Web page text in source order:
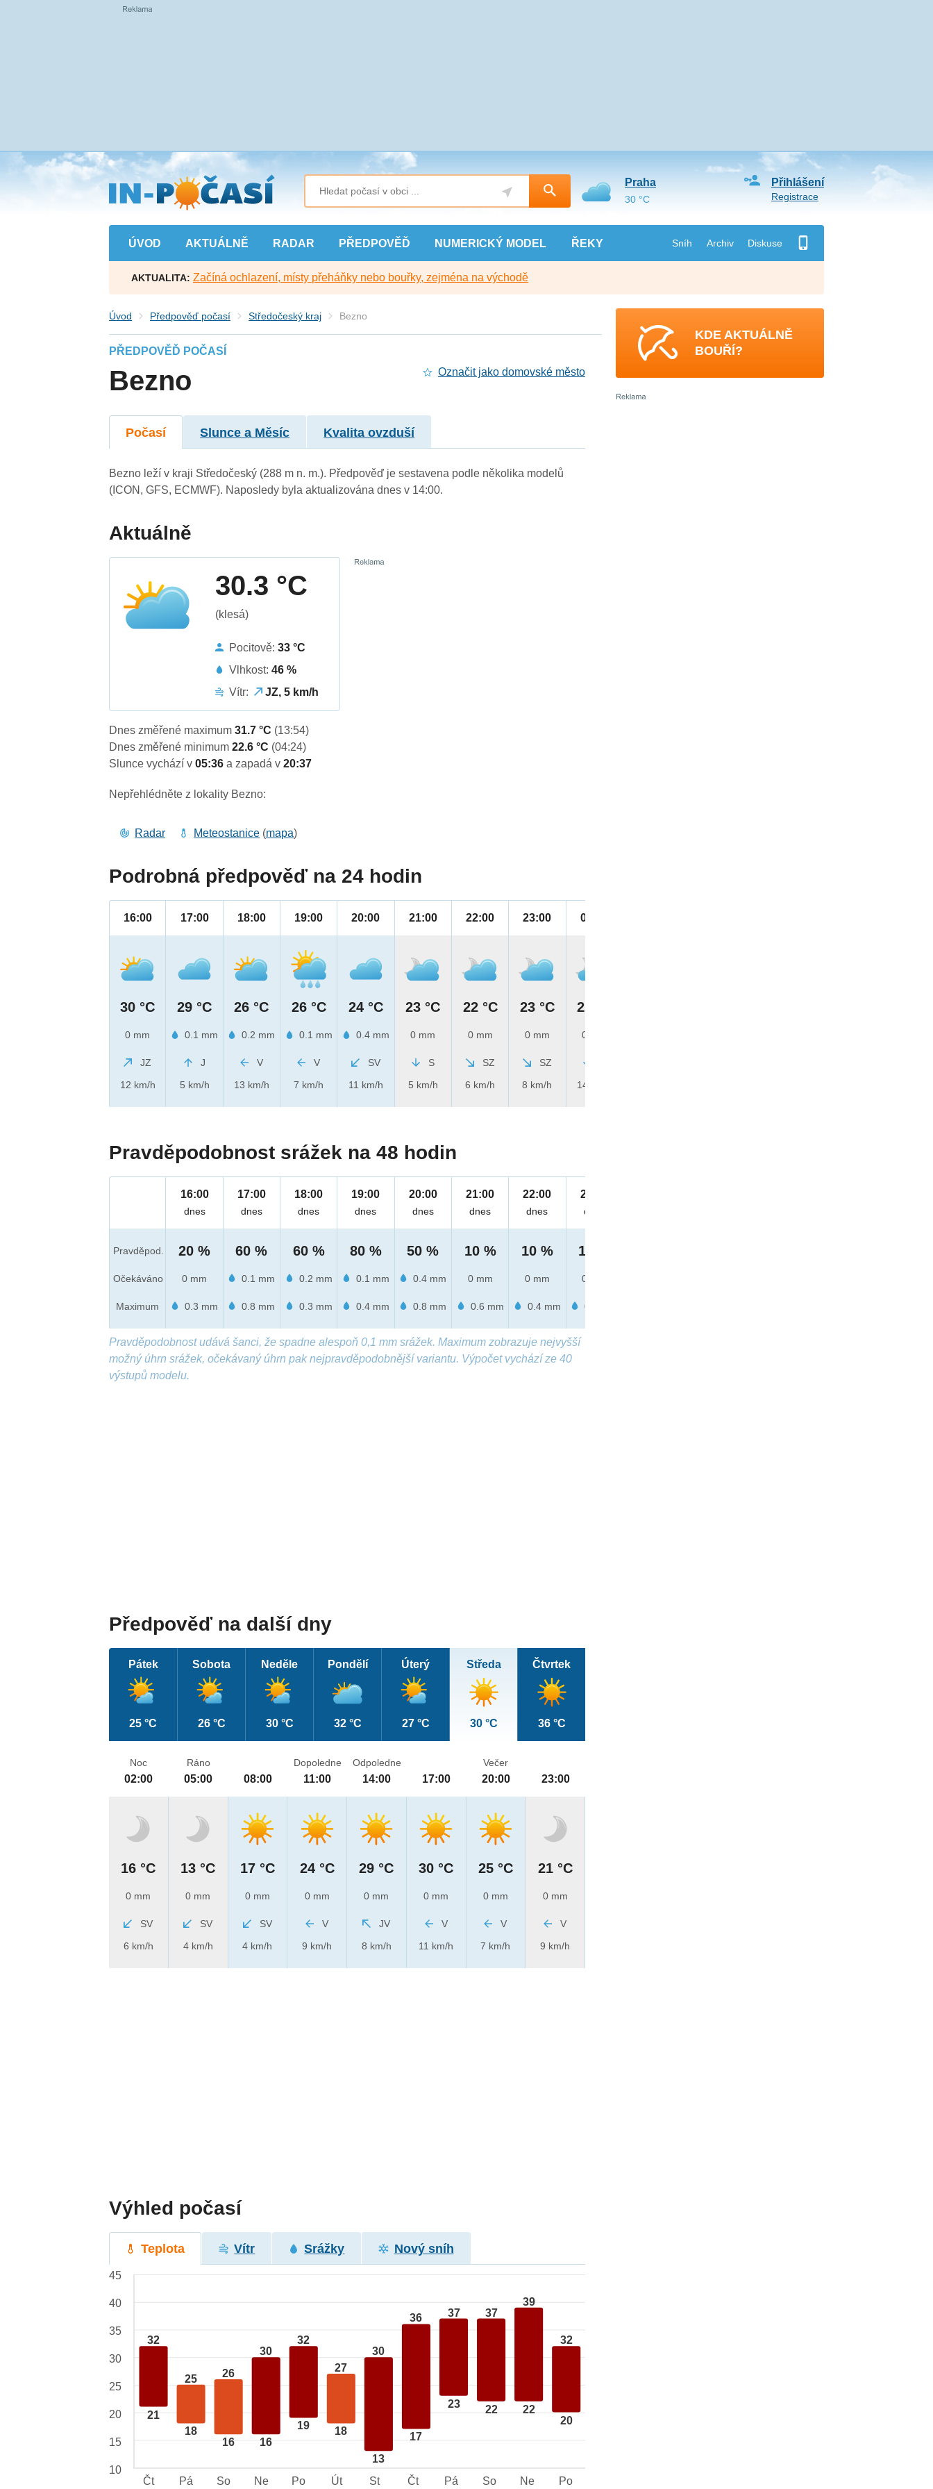
Přejít
na
hlavní
obsah
ÚVOD AKTUÁLNĚ RADAR PŘEDPOVĚĎ NUMERICKÝ MODEL ŘEKY Sníh Archiv Diskuse
Přihlášení
Registrace
Praha
30 °C
AKTUALITA: Začíná ochlazení, místy přeháňky nebo bouřky, zejména na východě
Úvod Předpověď počasí Středočeský kraj Bezno
PŘEDPOVĚĎ POČASÍ
Bezno Označit jako domovské město
Počasí Slunce a Měsíc Kvalita ovzduší
Bezno leží v kraji Středočeský (288 m n. m.). Předpověď je sestavena podle několika modelů
(ICON, GFS, ECMWF). Naposledy byla aktualizována dnes v 14:00.
Aktuálně
30.3 °C
(klesá)
Pocitově:33 °C
Vlhkost:46 %
Vítr:
JZ, 5 km/h
Dnes změřené maximum31.7 °C (13:54)
Dnes změřené minimum22.6 °C (04:24)
Slunce vychází v05:36a zapadá v20:37
Nepřehlédněte z lokality Bezno:
Radar Meteostanice (mapa)
Podrobná předpověď na 24 hodin
16:00
30 °C
0 mm
JZ
12 km/h
17:00
29 °C
0.1 mm
J
5 km/h
18:00
26 °C
0.2 mm
V
13 km/h
19:00
26 °C
0.1 mm
V
7 km/h
20:00
24 °C
0.4 mm
SV
11 km/h
21:00
23 °C
0 mm
S
5 km/h
22:00
22 °C
0 mm
SZ
6 km/h
23:00
23 °C
0 mm
SZ
8 km/h
00:00
22 °C
0 mm
14 km/h
Pravděpodobnost srážek na 48 hodin
Pravděpod.
Očekáváno
Maximum
16:00
dnes
20 %
0 mm
0.3 mm
17:00
dnes
60 %
0.1 mm
0.8 mm
18:00
dnes
60 %
0.2 mm
0.3 mm
19:00
dnes
80 %
0.1 mm
0.4 mm
20:00
dnes
50 %
0.4 mm
0.8 mm
21:00
dnes
10 %
0 mm
0.6 mm
22:00
dnes
10 %
0 mm
0.4 mm
23:00
dnes
10 %
0 mm
0.1 mm
Pravděpodobnost udává šanci, že spadne alespoň 0,1 mm srážek. Maximum zobrazuje nejvyšší
možný úhrn srážek, očekávaný úhrn pak nejpravděpodobnější variantu. Výpočet vychází ze 40
výstupů modelu.
Předpověď na další dny
Pátek
25 °C
Sobota
26 °C
Neděle
30 °C
Pondělí
32 °C
Úterý
27 °C
Středa
30 °C
Čtvrtek
36 °C
Noc
02:00
16 °C
0 mm
SV
6 km/h
Ráno
05:00
13 °C
0 mm
SV
4 km/h
08:00
17 °C
0 mm
SV
4 km/h
Dopoledne
11:00
24 °C
0 mm
V
9 km/h
Odpoledne
14:00
29 °C
0 mm
JV
8 km/h
17:00
30 °C
0 mm
V
11 km/h
Večer
20:00
25 °C
0 mm
V
7 km/h
23:00
21 °C
0 mm
V
9 km/h
Výhled počasí
Teplota Vítr Srážky Nový sníh
32
21
25
18
26
16
30
16
32
19
27
18
30
13
36
17
37
23
37
22
39
22
32
20
45
40
35
30
25
20
15
10
Čt
Pá So Ne Po Út St Čt Pá So Ne Po
KDE AKTUÁLNĚ
BOUŘÍ?